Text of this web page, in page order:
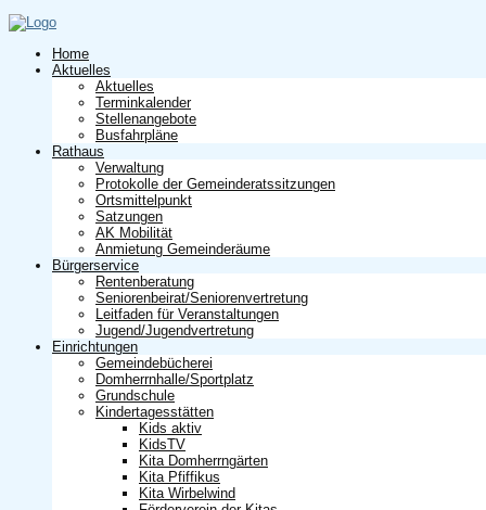
Home
Aktuelles
Aktuelles
Terminkalender
Stellenangebote
Busfahrpläne
Rathaus
Verwaltung
Protokolle der Gemeinderatssitzungen
Ortsmittelpunkt
Satzungen
AK Mobilität
Anmietung Gemeinderäume
Bürgerservice
Rentenberatung
Seniorenbeirat/Seniorenvertretung
Leitfaden für Veranstaltungen
Jugend/Jugendvertretung
Einrichtungen
Gemeindebücherei
Domherrnhalle/Sportplatz
Grundschule
Kindertagesstätten
Kids aktiv
KidsTV
Kita Domherrngärten
Kita Pfiffikus
Kita Wirbelwind